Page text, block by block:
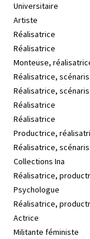
Universitaire
Artiste
Réalisatrice
Réalisatrice
Monteuse,
Réalisatrice,
Réalisatrice,
Réalisatrice
Réalisatrice
Productrice,
Réalisatrice,
Collections Ina
Réalisatrice,
Psychologue
Réalisatrice,
Actrice
Militante féministe